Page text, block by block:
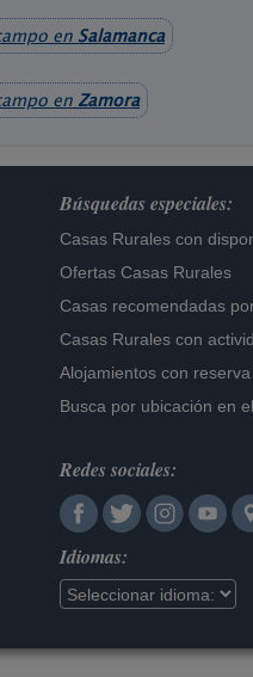
en Salamanca
en Zamora
Búsquedas especiales:
Casas Rurales con
Ofertas Casas Rurales
Casas recomendadas
Casas Rurales con
Alojamientos con
Busca por ubicación en
Redes sociales:
Idiomas: